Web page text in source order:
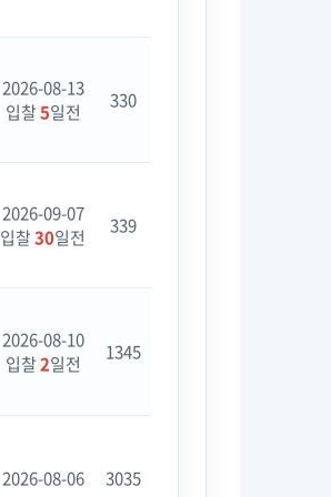
2026-08-13
입찰5일전 330
2026-09-07
입찰30일전 339
2026-08-10
입찰2일전 1345
2026-08-06 3035